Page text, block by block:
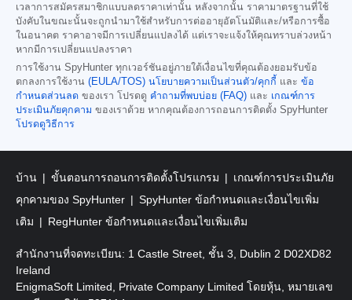
เวลาการสมัครสมาชิกแบบลดราคาเท่านั้น หลังจากนั้น ราคามาตรฐานที่ใช้
บังคับในขณะนั้นจะถูกนำมาใช้สำหรับการต่ออายุอัตโนมัติและ/หรือการซื้อ
ในอนาคต ราคาอาจมีการเปลี่ยนแปลงได้ แต่เราจะแจ้งให้คุณทราบล่วงหน้า
หากมีการเปลี่ยนแปลงราคา
การใช้งาน SpyHunter ทุกเวอร์ชันอยู่ภายใต้เงื่อนไขที่คุณต้องยอมรับข้อ
ตกลงการใช้งาน (EULA/TOS) นโยบายความเป็นส่วนตัว/คุกกี้ และ ข้อ
กำหนดส่วนลด ของเรา โปรดดู คำถามที่พบบ่อย (FAQ) และ เกณฑ์การ
ประเมินภัยคุกคาม ของเราด้วย หากคุณต้องการถอนการติดตั้ง SpyHunter
โปรดดูวิธีการ
บ้าน ขั้นตอนการถอนการติดตั้งโปรแกรม
เกณฑ์การประเมินภัย
คุกคามของ SpyHunter
SpyHunter ข้อกำหนดและเงื่อนไขเพิ่ม
เติม
RegHunter ข้อกำหนดและเงื่อนไขเพิ่มเติม
สำนักงานที่จดทะเบียน: 1 Castle Street, ชั้น 3, Dublin 2 D02XD82
Ireland
EnigmaSoft Limited, Private Company Limited โดยหุ้น, หมายเลข